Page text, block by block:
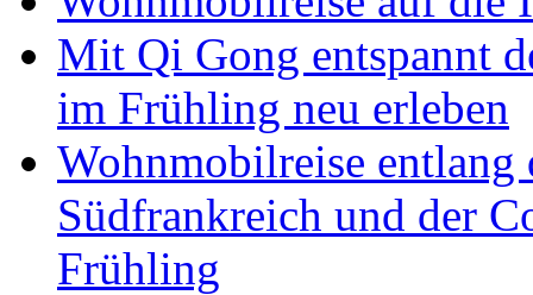
Mit Qi Gong entspannt
im Frühling neu erleben
Wohnmobilreise
Südfrankreich und der
Frühling